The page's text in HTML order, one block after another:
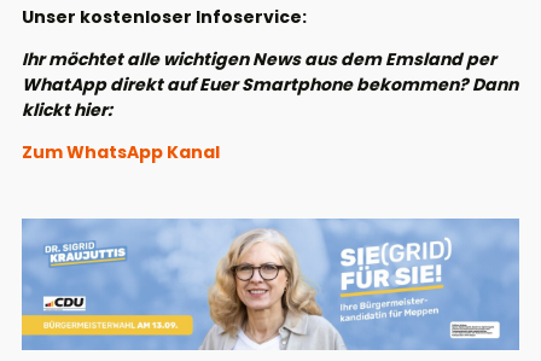
Unser kostenloser Infoservice:
Ihr möchtet alle wichtigen News aus dem Emsland per
WhatApp direkt auf Euer Smartphone bekommen? Dann
klickt hier:
Zum WhatsApp Kanal